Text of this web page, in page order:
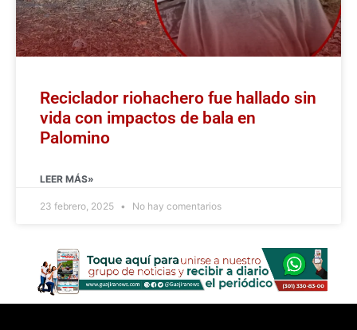
Reciclador riohachero fue hallado sin
vida con impactos de bala en
Palomino
LEER MÁS»
23 febrero, 2025 No hay comentarios